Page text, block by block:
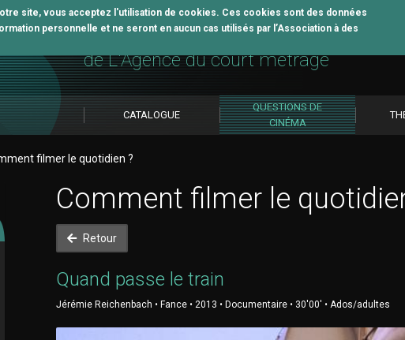
site, vous acceptez l'utilisation de cookies. Ces cookies sont des données
personnelle et ne seront en aucun cas utilisés par l’Association à des
L'outil pédagogique
de L'Agence du court métrage
CATALOGUE
QUESTIONS DE
CINÉMA
filmer le quotidien ?
Comment filmer le
Retour
Quand passe le train
Jérémie Reichenbach • Fance • 2013 • Documentaire • 30'00' • Ados/adultes